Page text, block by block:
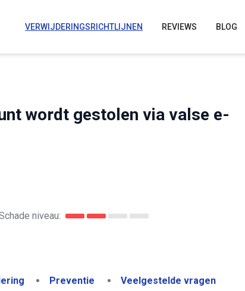
VERWIJDERINGSRICHTLIJNEN REVIEWS BLOG
wordt gestolen via valse e-
niveau:
Preventie Veelgestelde vragen